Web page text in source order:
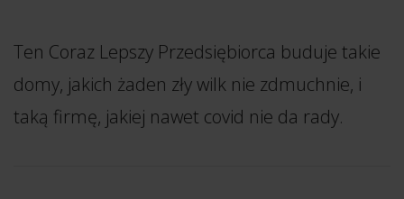
Ten Coraz Lepszy Przedsiębiorca buduje takie
domy, jakich żaden zły wilk nie zdmuchnie, i
taką firmę, jakiej nawet covid nie da rady.